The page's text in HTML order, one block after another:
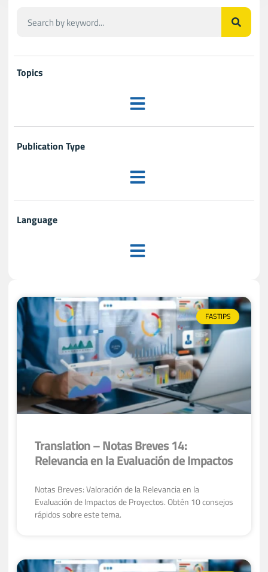
Topics
Publication Type
Language
FASTIPS
Translation – Notas Breves 14:
Relevancia en la Evaluación de Impactos
Notas Breves: Valoración de la Relevancia en la
Evaluación de Impactos de Proyectos. Obtén 10 consejos
rápidos sobre este tema.